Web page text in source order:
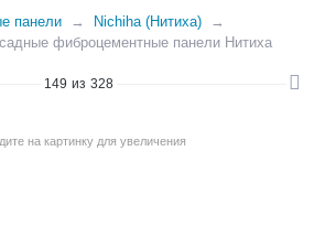
панели
Nichiha (Нитиха)
фиброцементные панели Нитиха
149 из 328
на картинку для увеличения